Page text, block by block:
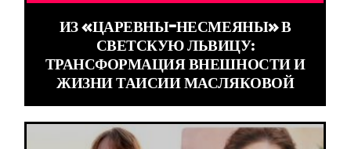
ИЗ «ЦАРЕВНЫ-НЕСМЕЯНЫ» В
СВЕТСКУЮ ЛЬВИЦУ:
ТРАНСФОРМАЦИЯ ВНЕШНОСТИ И
ЖИЗНИ ТАИСИИ МАСЛЯКОВОЙ